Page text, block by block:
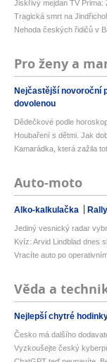
Jiskřivý mejdan TV Prima:
Tragická smrt na
Nehoda českých řidičů v
Pro ženy a
Nejčastější novoroční
dovolenou
Dědečkové podle
Houbaření s dětmi. Jak
Kamarádka, která zažila
Auto-moto
Alko-kalkulačka
Jediný vesnický radar
Kvíz: Arvid Lindblad dnes
Vracíte auto po
Věda a
Nejlepší chytré
Česko má dalšího
Vyzkoušejte český